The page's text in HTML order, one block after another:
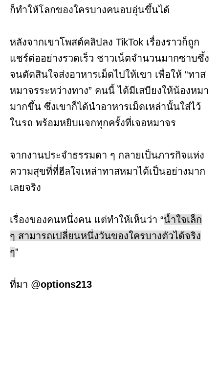
ก็ทำให้โลกของใครบางคนอบอุ่นขึ้นได้
หลังจากเขาโพสต์คลิปลง TikTok เรื่องราวก็ถูก
แชร์ต่ออย่างรวดเร็ว ชาวเน็ตจำนวนมากซาบซึ้ง
จนตัดสินใจส่งอาหารเม็ดไปให้เขา เพื่อให้ “ทาส
หมาจรระหว่างทาง” คนนี้ ได้มีเสบียงให้น้องหมา
มากขึ้น ซึ่งเขาก็ได้นำอาหารเม็ดเหล่านั้นใส่ไว้
ในรถ พร้อมหยิบแจกทุกครั้งที่เจอหมาจร
จากงานประจำธรรมดา ๆ กลายเป็นภารกิจแห่ง
ความสุขที่ที่ฮีลใจเหล่าทาสหมาได้เป็นอย่างมาก
เลยจริง
เรื่องของคนหนึ่งคน แต่ทำให้เห็นว่า “น้ำใจเล็ก
ๆ สามารถเปลี่ยนหนึ่งวันของใครบางตัวได้จริง
ๆ”
ที่มา @options213